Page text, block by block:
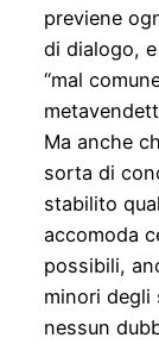
previene
di dialogo,
“mal
Ma anche
sorta di
stabilito
accomoda
possibili,
minori degli
nessun